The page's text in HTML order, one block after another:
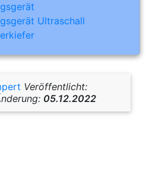
Ultraschall
Veröffentlicht:
05.12.2022